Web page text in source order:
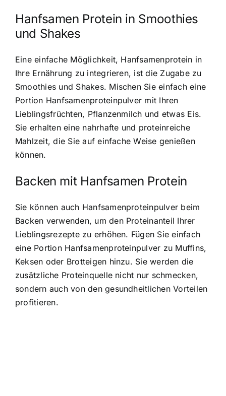
Hanfsamen Protein in Smoothies
und Shakes
Eine einfache Möglichkeit, Hanfsamenprotein in
Ihre Ernährung zu integrieren, ist die Zugabe zu
Smoothies und Shakes. Mischen Sie einfach eine
Portion Hanfsamenproteinpulver mit Ihren
Lieblingsfrüchten, Pflanzenmilch und etwas Eis.
Sie erhalten eine nahrhafte und proteinreiche
Mahlzeit, die Sie auf einfache Weise genießen
können.
Backen mit Hanfsamen Protein
Sie können auch Hanfsamenproteinpulver beim
Backen verwenden, um den Proteinanteil Ihrer
Lieblingsrezepte zu erhöhen. Fügen Sie einfach
eine Portion Hanfsamenproteinpulver zu Muffins,
Keksen oder Brotteigen hinzu. Sie werden die
zusätzliche Proteinquelle nicht nur schmecken,
sondern auch von den gesundheitlichen Vorteilen
profitieren.